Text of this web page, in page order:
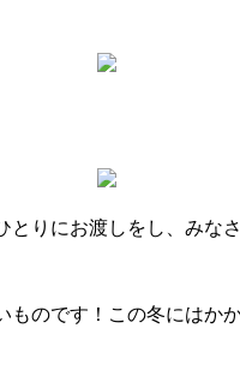
とりにお渡しをし、みな
のです！この冬にはか